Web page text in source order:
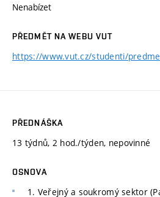
Nenabízet
PŘEDMĚT NA WEBU VUT
https://www.vut.cz/studenti/
PŘEDNÁŠKA
13 týdnů, 2 hod./týden, nepovinné
OSNOVA
1. Veřejný a soukromý sektor